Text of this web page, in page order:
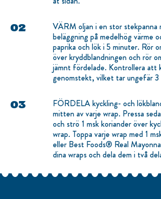
VÄRM oljan i en stor stekpanna
beläggning på medelhög värme
paprika och lök i 5 minuter. Rör
över kryddblandningen och rör
jämnt fördelade. Kontrollera att
genomstekt, vilket tar ungefär 3
FÖRDELA kyckling- och
mitten av varje wrap. Pressa
och strö 1 msk koriander över
wrap. Toppa varje wrap med 1
eller Best Foods® Real
dina wraps och dela dem i två